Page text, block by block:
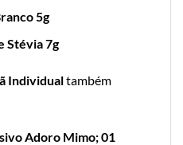
5g
Stévia 7g
Individualtambém
Adoro Mimo; 01